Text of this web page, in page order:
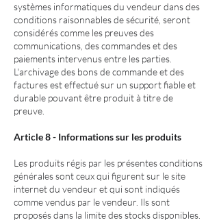
systèmes informatiques du vendeur dans des
conditions raisonnables de sécurité, seront
considérés comme les preuves des
communications, des commandes et des
paiements intervenus entre les parties.
L'archivage des bons de commande et des
factures est effectué sur un support fiable et
durable pouvant être produit à titre de
preuve.
Article 8 - Informations sur les produits
Les produits régis par les présentes conditions
générales sont ceux qui figurent sur le site
internet du vendeur et qui sont indiqués
comme vendus par le vendeur. Ils sont
proposés dans la limite des stocks disponibles.